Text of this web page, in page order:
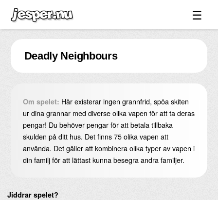
☰
Spel ↓
Bilder ↓
Forum ↓
Videos
Blandat ↓
Om sidan ↓
Deadly Neighbours
Om spelet: Här existerar ingen grannfrid, spöa skiten
ur dina grannar med diverse olika vapen för att ta deras
pengar! Du behöver pengar för att betala tillbaka
skulden på ditt hus. Det finns 75 olika vapen att
använda. Det gäller att kombinera olika typer av vapen i
din familj för att lättast kunna besegra andra familjer.
Jiddrar spelet?